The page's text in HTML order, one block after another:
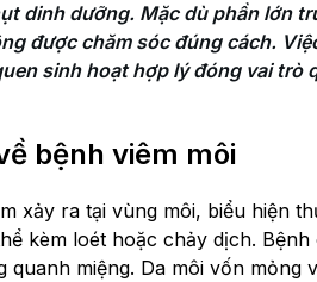
dinh dưỡng. Mặc dù phần lớn
được chăm sóc đúng cách.
sinh hoạt hợp lý đóng vai trò
bệnh viêm môi
xảy ra tại vùng môi, biểu hiện
kèm loét hoặc chảy dịch.
quanh miệng. Da môi vốn